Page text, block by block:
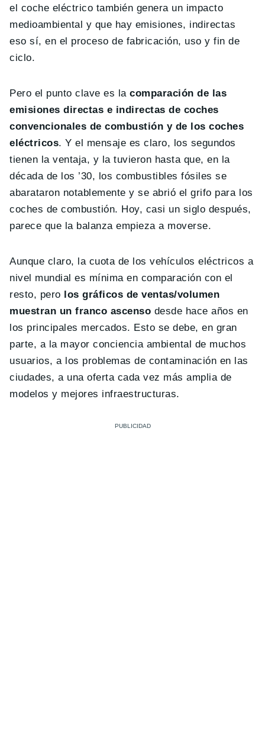
el coche eléctrico también genera un impacto
medioambiental y que hay emisiones, indirectas
eso sí, en el proceso de fabricación, uso y fin de
ciclo.
Pero el punto clave es lacomparación de las
emisiones directas e indirectas de coches
convencionales de combustión y de los coches
eléctricos. Y el mensaje es claro, los segundos
tienen la ventaja, y la tuvieron hasta que, en la
década de los ’30, los combustibles fósiles se
abarataron notablemente y se abrió el grifo para los
coches de combustión. Hoy, casi un siglo después,
parece que la balanza empieza a moverse.
Aunque claro, la cuota de los vehículos eléctricos a
nivel mundial es mínima en comparación con el
resto, pero los gráficos de ventas/volumen
muestran un franco ascenso desde hace años en
los principales mercados. Esto se debe, en gran
parte, a la mayor conciencia ambiental de muchos
usuarios, a los problemas de contaminación en las
ciudades, a una oferta cada vez más amplia de
modelos y mejores infraestructuras.